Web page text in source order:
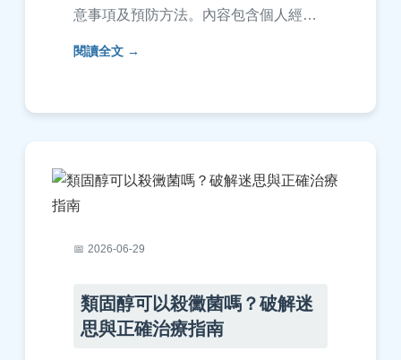
意事項及預防方法。內容包含個人經驗
免復發。無論是初次感染或反覆發作，
閱讀全文
2026-06-29
類固醇可以殺黴菌嗎？破解迷
思與正確治療指南